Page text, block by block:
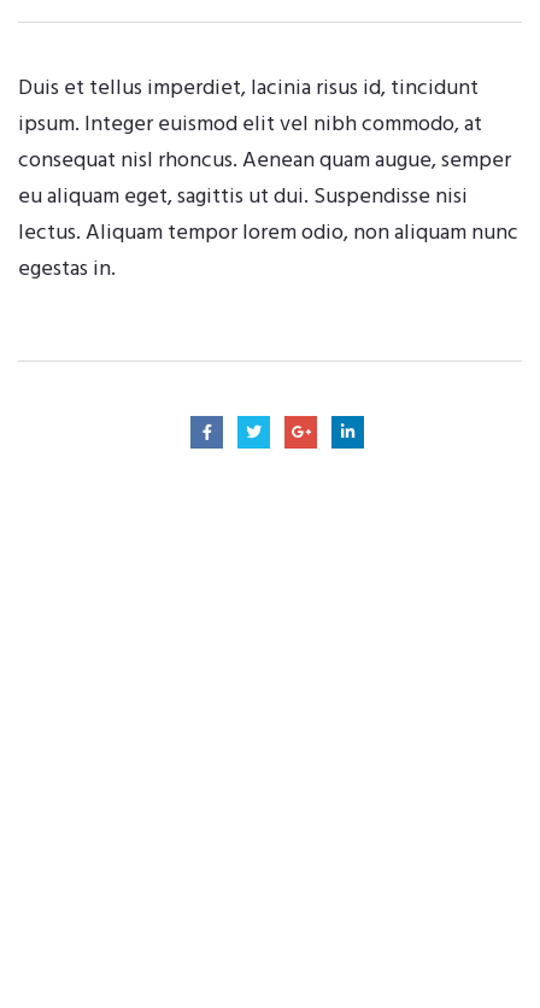
Duis et tellus imperdiet, lacinia risus id, tincidunt
ipsum. Integer euismod elit vel nibh commodo, at
consequat nisl rhoncus. Aenean quam augue, semper
eu aliquam eget, sagittis ut dui. Suspendisse nisi
lectus. Aliquam tempor lorem odio, non aliquam nunc
egestas in.